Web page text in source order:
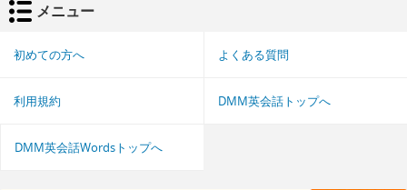
メニュー
初めての方へ よくある質問
利用規約 DMM英会話トップへ
DMM英会話Wordsトップへ